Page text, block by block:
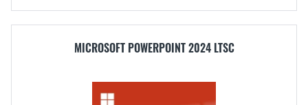
MICROSOFT POWERPOINT 2024 LTSC